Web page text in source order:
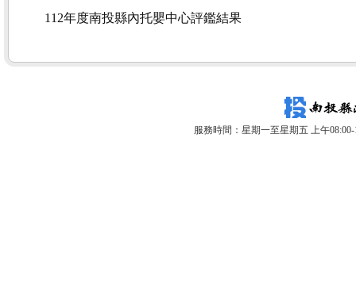
112年度南投縣內托嬰中心評鑑結果
服務時間：星期一至星期五 上午